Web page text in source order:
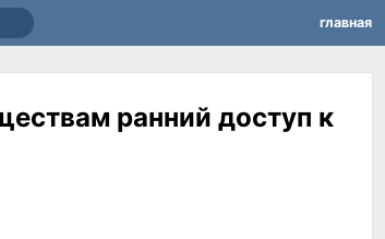
главная
ранний доступ к